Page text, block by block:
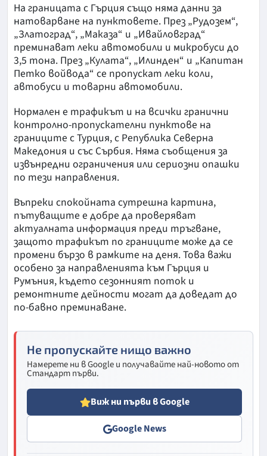
На границата с Гърция също няма данни за
натоварване на пунктовете. През „Рудозем“,
„Златоград“, „Маказа“ и „Ивайловград“
преминават леки автомобили и микробуси до
3,5 тона. През „Кулата“, „Илинден“ и „Капитан
Петко войвода“ се пропускат леки коли,
автобуси и товарни автомобили.
Нормален е трафикът и на всички гранични
контролно-пропускателни пунктове на
границите с Турция, с Република Северна
Македония и със Сърбия. Няма съобщения за
извънредни ограничения или сериозни опашки
по тези направления.
Въпреки спокойната сутрешна картина,
пътуващите е добре да проверяват
актуалната информация преди тръгване,
защото трафикът по границите може да се
промени бързо в рамките на деня. Това важи
особено за направленията към Гърция и
Румъния, където сезонният поток и
ремонтните дейности могат да доведат до
по-бавно преминаване.
Не пропускайте нищо важно
Намерете ни в Google и получавайте най-новото от
Стандарт първи.
Виж ни първи в Google
Google News